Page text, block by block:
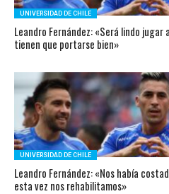
UNIVERSIDAD DE CHILE
Leandro Fernández: «Será lindo
tienen que portarse bien»
UNIVERSIDAD DE CHILE
Leandro Fernández: «Nos había
esta vez nos rehabilitamos»